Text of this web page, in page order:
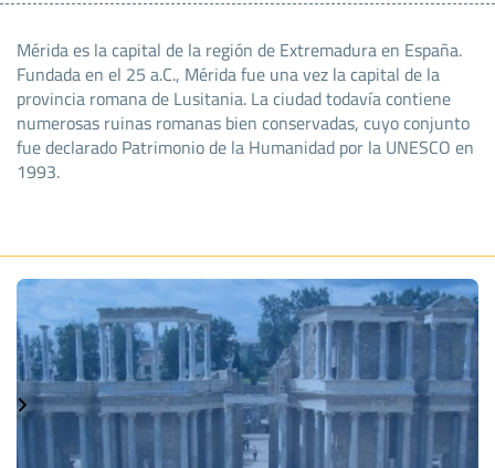
Mérida es la capital de la región de Extremadura en España.
Fundada en el 25 a.C., Mérida fue una vez la capital de la
provincia romana de Lusitania. La ciudad todavía contiene
numerosas ruinas romanas bien conservadas, cuyo conjunto
fue declarado Patrimonio de la Humanidad por la UNESCO en
1993.